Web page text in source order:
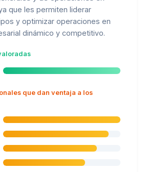
que les permiten liderar
y optimizar operaciones en
dinámico y competitivo.
que dan ventaja a los